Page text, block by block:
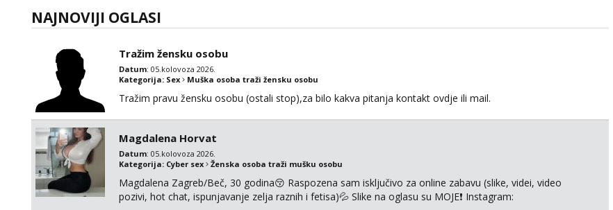
NAJNOVIJI OGLASI
Tražim žensku osobu
Datum: 05.kolovoza 2026.
Kategorija: Sex Muška osoba traži žensku osobu
Tražim pravu žensku osobu (ostali stop),za bilo kakva pitanja kontakt ovdje ili mail.
Magdalena Horvat
Datum: 05.kolovoza 2026.
Kategorija: Cyber sex Ženska osoba traži mušku osobu
Magdalena Zagreb/Beč, 30 godina😚 Raspozena sam isključivo za online zabavu (slike, videi, video
pozivi, hot chat, ispunjavanje zelja raznih i fetisa)💦 Slike na oglasu su MOJE❗ Instagram: